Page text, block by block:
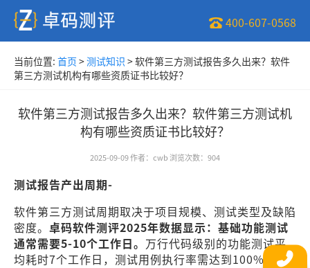
400-607-0568
当前位置: 首页 >测试知识 >软件第三方测试报告多久出来？软件
第三方测试机构有哪些资质证书比较好？
软件第三方测试报告多久出来？软件第三方测试机
构有哪些资质证书比较好？
2025-09-09作者： cwb 浏览次数： 904
测试报告产出周期-
软件第三方测试周期取决于项目规模、测试类型及缺陷
密度。 卓码软件测评2025年数据显示：基础功能测试
通常需要5-10个工作日。 万行代码级别的功能测试平
均耗时7个工作日，测试用例执行率需达到100%。-